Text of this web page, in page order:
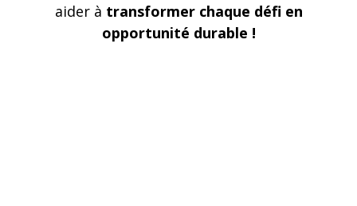
aider à transformer chaque défi en
opportunité durable !